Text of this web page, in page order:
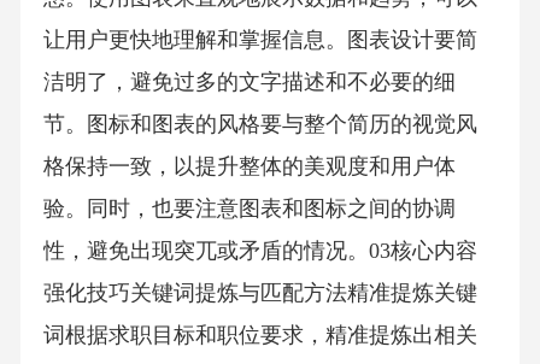
让用户更快地理解和掌握信息。图表设计要简
洁明了，避免过多的文字描述和不必要的细
节。图标和图表的风格要与整个简历的视觉风
格保持一致，以提升整体的美观度和用户体
验。同时，也要注意图表和图标之间的协调
性，避免出现突兀或矛盾的情况。03核心内容
强化技巧关键词提炼与匹配方法精准提炼关键
词根据求职目标和职位要求，精准提炼出相关